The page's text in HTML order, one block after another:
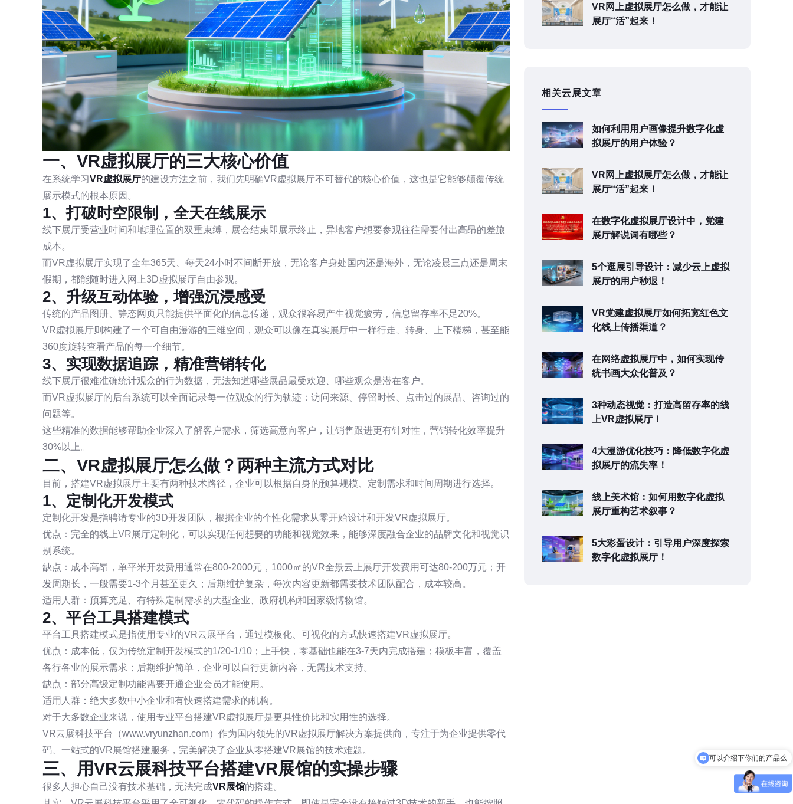
一、VR虚拟展厅的三大核心价值
在系统学习VR虚拟展厅的建设方法之前，我们先明确VR虚拟展厅不可替代的核心价值，这也是它能够颠覆传统
展示模式的根本原因。
1、打破时空限制，全天在线展示
线下展厅受营业时间和地理位置的双重束缚，展会结束即展示终止，异地客户想要参观往往需要付出高昂的差旅
成本。
而VR虚拟展厅实现了全年365天、每天24小时不间断开放，无论客户身处国内还是海外，无论凌晨三点还是周末
假期，都能随时进入网上3D虚拟展厅自由参观。
2、升级互动体验，增强沉浸感受
传统的产品图册、静态网页只能提供平面化的信息传递，观众很容易产生视觉疲劳，信息留存率不足20%。
VR虚拟展厅则构建了一个可自由漫游的三维空间，观众可以像在真实展厅中一样行走、转身、上下楼梯，甚至能
360度旋转查看产品的每一个细节。
3、实现数据追踪，精准营销转化
线下展厅很难准确统计观众的行为数据，无法知道哪些展品最受欢迎、哪些观众是潜在客户。
而VR虚拟展厅的后台系统可以全面记录每一位观众的行为轨迹：访问来源、停留时长、点击过的展品、咨询过的
问题等。
这些精准的数据能够帮助企业深入了解客户需求，筛选高意向客户，让销售跟进更有针对性，营销转化效率提升
30%以上。
二、VR虚拟展厅怎么做？两种主流方式对比
目前，搭建VR虚拟展厅主要有两种技术路径，企业可以根据自身的预算规模、定制需求和时间周期进行选择。
1、定制化开发模式
定制化开发是指聘请专业的3D开发团队，根据企业的个性化需求从零开始设计和开发VR虚拟展厅。
优点：完全的线上VR展厅定制化，可以实现任何想要的功能和视觉效果，能够深度融合企业的品牌文化和视觉识
别系统。
缺点：成本高昂，单平米开发费用通常在800-2000元，1000㎡的VR全景云上展厅开发费用可达80-200万元；开
发周期长，一般需要1-3个月甚至更久；后期维护复杂，每次内容更新都需要技术团队配合，成本较高。
适用人群：预算充足、有特殊定制需求的大型企业、政府机构和国家级博物馆。
2、平台工具搭建模式
平台工具搭建模式是指使用专业的VR云展平台，通过模板化、可视化的方式快速搭建VR虚拟展厅。
优点：成本低，仅为传统定制开发模式的1/20-1/10；上手快，零基础也能在3-7天内完成搭建；模板丰富，覆盖
各行各业的展示需求；后期维护简单，企业可以自行更新内容，无需技术支持。
缺点：部分高级定制功能需要开通企业会员才能使用。
适用人群：绝大多数中小企业和有快速搭建需求的机构。
对于大多数企业来说，使用专业平台搭建VR虚拟展厅是更具性价比和实用性的选择。
VR云展科技平台（www.vryunzhan.com）作为国内领先的VR虚拟展厅解决方案提供商，专注于为企业提供零代
码、一站式的VR展馆搭建服务，完美解决了企业从零搭建VR展馆的技术难题。
三、用VR云展科技平台搭建VR展馆的实操步骤
很多人担心自己没有技术基础，无法完成VR展馆的搭建。
VR网上虚拟展厅怎么做，才能让
展厅“活”起来！
相关云展文章
如何利用用户画像提升数字化虚
拟展厅的用户体验？
VR网上虚拟展厅怎么做，才能让
展厅“活”起来！
在数字化虚拟展厅设计中，党建
展厅解说词有哪些？
5个逛展引导设计：减少云上虚拟
展厅的用户秒退！
VR党建虚拟展厅如何拓宽红色文
化线上传播渠道？
在网络虚拟展厅中，如何实现传
统书画大众化普及？
3种动态视觉：打造高留存率的线
上VR虚拟展厅！
4大漫游优化技巧：降低数字化虚
拟展厅的流失率！
线上美术馆：如何用数字化虚拟
展厅重构艺术叙事？
5大彩蛋设计：引导用户深度探索
数字化虚拟展厅！
可以介绍下你们的产品么